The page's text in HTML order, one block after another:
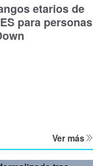
etarios de
para personas
Ver más